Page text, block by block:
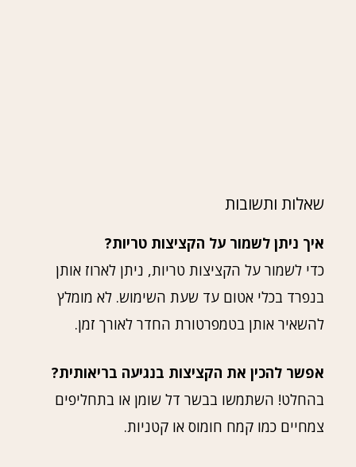
שאלות ותשובות
איך ניתן לשמור על הקציצות טריות?
כדי לשמור על הקציצות טריות, ניתן לארוז אותן
בנפרד בכלי אטום עד שעת השימוש. לא מומלץ
להשאיר אותן בטמפרטורת החדר לאורך זמן.
אפשר להכין את הקציצות בנגיעה בריאותית?
בהחלט! השתמשו בבשר דל שומן או בתחליפים
צמחיים כמו קמח חומוס או קטניות.